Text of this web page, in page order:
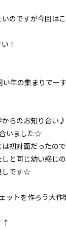
のですが今回は
！
い年の集まりでー
からのお知り合い♪
いました☆
初対面だったの
と同じ幼い感じ
しです☆
ットを作ろう大作